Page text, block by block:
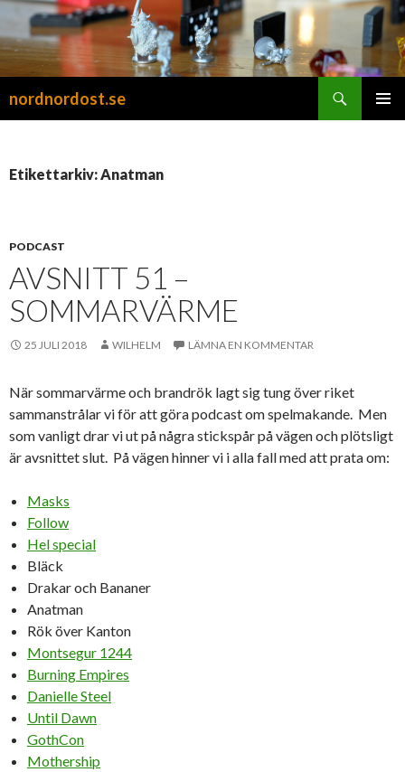
nordnordost.se
Etikettarkiv: Anatman
PODCAST
AVSNITT 51 –
SOMMARVÄRME
25 JULI 2018 WILHELM LÄMNA EN KOMMENTAR
När sommarvärme och brandrök lagt sig tung över riket
sammanstrålar vi för att göra podcast om spelmakande. Men
som vanligt drar vi ut på några stickspår på vägen och plötsligt
är avsnittet slut. På vägen hinner vi i alla fall med att prata om:
Masks
Follow
Hel special
Bläck
Drakar och Bananer
Anatman
Rök över Kanton
Montsegur 1244
Burning Empires
Danielle Steel
Until Dawn
GothCon
Mothership